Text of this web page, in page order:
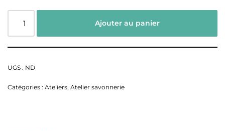
Ajouter au panier
UGS : ND
Catégories : Ateliers, Atelier savonnerie